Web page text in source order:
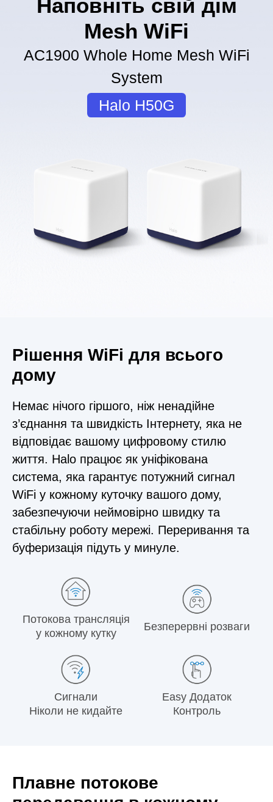
Наповніть свій дім
Mesh WiFi
AC1900 Whole Home Mesh WiFi
System
Halo H50G
Рішення WiFi для всього
дому
Немає нічого гіршого, ніж ненадійне
з’єднання та швидкість Інтернету, яка не
відповідає вашому цифровому стилю
життя. Halo працює як уніфікована
система, яка гарантує потужний сигнал
WiFi у кожному куточку вашого дому,
забезпечуючи неймовірно швидку та
стабільну роботу мережі. Переривання та
буферизація підуть у минуле.
Потокова трансляція
у кожному кутку
Безперервні розваги
Сигнали
Ніколи не кидайте
Easy Додаток
Контроль
Плавне потокове